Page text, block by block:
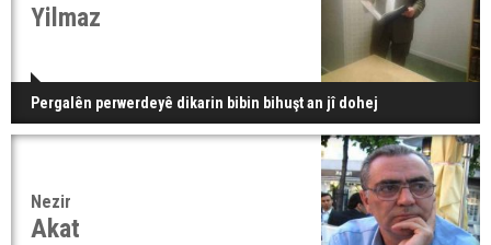
Yilmaz
Pergalên perwerdeyê dikarin bibin bihuşt an jî dohej
Nezir
Akat